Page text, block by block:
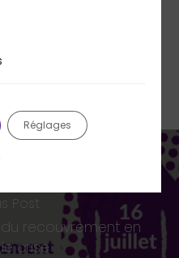
Post
recouvrement en
crise
Réglages